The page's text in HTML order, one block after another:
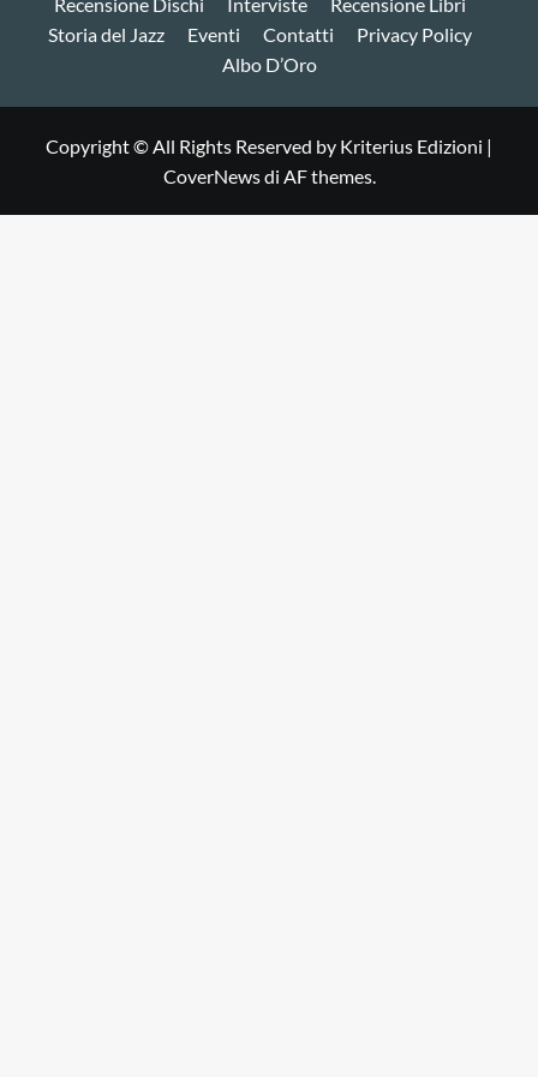
Storia del Jazz
Eventi Contatti
Privacy Policy
Albo D’Oro
Copyright © All Rights Reserved by Kriterius Edizioni |
CoverNewsdi AF themes.